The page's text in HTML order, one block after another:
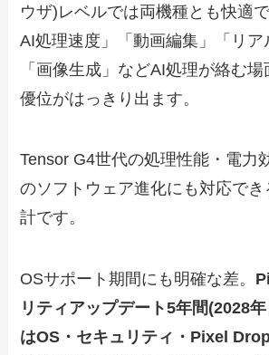
ウザ)レベルでは両機種とも快適
AI処理速度」「動画編集」「リア
「画像生成」などAI処理が絡む
優位がはっきり出ます。
Tensor G4世代の処理性能・電力
のソフトウェア進化にも対応で
計です。
OSサポート期間にも明確な差。
リティアップデート5年間(2028
はOS・セキュリティ・Pixel